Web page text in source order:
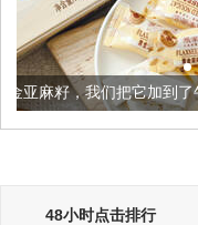
到了牛轧糖里
48小时点击排行